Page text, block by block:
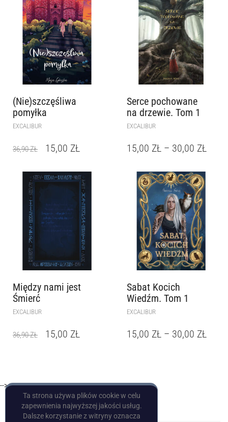
(Nie)szczęśliwa
pomyłka
EXCALIBUR
36,90ZŁ 15,00 ZŁ
Serce pochowane
na drzewie. Tom 1
EXCALIBUR
15,00 ZŁ – 30,00 ZŁ
Między nami jest
Śmierć
EXCALIBUR
36,90ZŁ 15,00 ZŁ
Sabat Kocich
Wiedźm. Tom 1
EXCALIBUR
15,00 ZŁ – 30,00 ZŁ
-->
Ta strona używa plików cookie w celu
zapewnienia najwyższej jakości usług.
Dalsze korzystanie z witryny oznacza